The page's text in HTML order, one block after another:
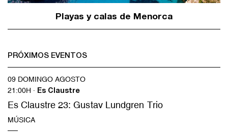
Playas y calas de Menorca
PRÓXIMOS EVENTOS
09 DOMINGO AGOSTO
21:00H · Es Claustre
Es Claustre 23: Gustav Lundgren Trio
MÚSICA